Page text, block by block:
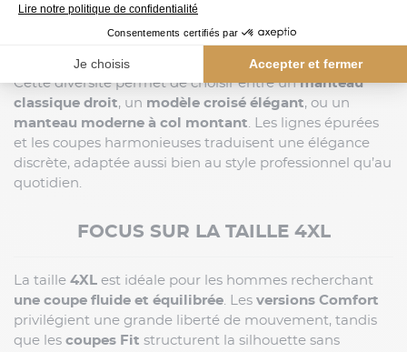
marques renommées
Bugatti, Tommy Hilfiger.
Cette diversité permet de choisir entre unmanteau
classique droit, un modèle croisé élégant, ou un
manteau moderne à col montant . Les lignes épurées
et les coupes harmonieuses traduisent une élégance
discrète, adaptée aussi bien au style professionnel qu’au
quotidien.
FOCUS SUR LA TAILLE 4XL
La taille 4XL est idéale pour les hommes recherchant
une coupe fluide et équilibrée . Les versions Comfort
privilégient une grande liberté de mouvement, tandis
que les coupes Fit structurent la silhouette sans